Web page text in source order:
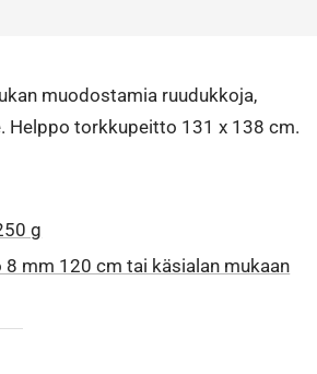
muodostamia ruudukkoja,
Helppo torkkupeitto 131 x 138 cm.
g
mm 120 cm tai käsialan mukaan